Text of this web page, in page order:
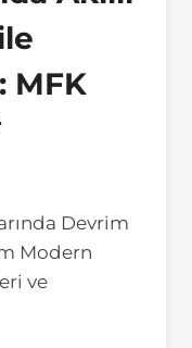
MFK
Devrim
Modern
ve